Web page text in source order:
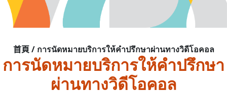
首頁 / การนัดหมายบริการให้คำปรึกษาผ่านทางวิดีโอคอล
การนัดหมายบริการให้คำปรึกษา
ผ่านทางวิดีโอคอล